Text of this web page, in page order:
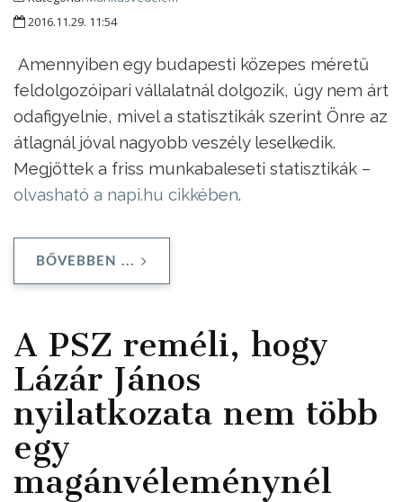
2016.11.29. 11:54
Amennyiben egy budapesti közepes méretű
feldolgozóipari vállalatnál dolgozik, úgy nem árt
odafigyelnie, mivel a statisztikák szerint Önre az
átlagnál jóval nagyobb veszély leselkedik.
Megjöttek a friss munkabaleseti statisztikák –
olvasható a napi.hu cikkében.
BŐVEBBEN ...
A PSZ reméli, hogy
Lázár János
nyilatkozata nem több
egy
magánvéleménynél